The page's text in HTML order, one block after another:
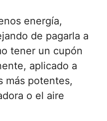
energía,
de pagarla a
tener un cupón
aplicado a
más potentes,
o el aire